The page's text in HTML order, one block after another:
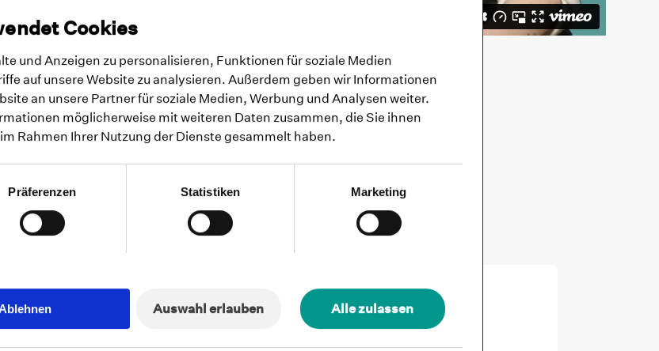
Cookies
und Anzeigen zu personalisieren, Funktionen für soziale Medien
auf unsere Website zu analysieren. Außerdem geben wir Informationen
an unsere Partner für soziale Medien, Werbung und Analysen weiter.
möglicherweise mit weiteren Daten zusammen, die Sie ihnen
Rahmen Ihrer Nutzung der Dienste gesammelt haben.
Präferenzen Statistiken Marketing
Auswahl erlauben Alle zulassen
HILFE FINDEN
Mögliche Anlaufstellen
können uns alle betreffen. Wer dann Hilfe braucht, braucht
gibt Hilfe. Hier erfährst du, welche Organisationen eine erste